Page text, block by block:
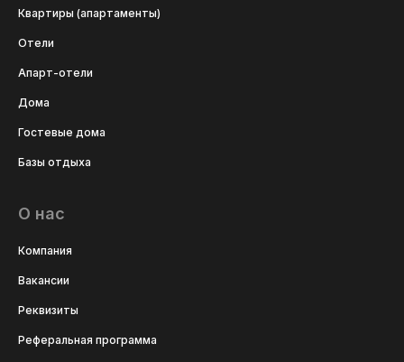
Квартиры (апартаменты)
Отели
Апарт-отели
Дома
Гостевые дома
Базы отдыха
О нас
Компания
Вакансии
Реквизиты
Реферальная программа